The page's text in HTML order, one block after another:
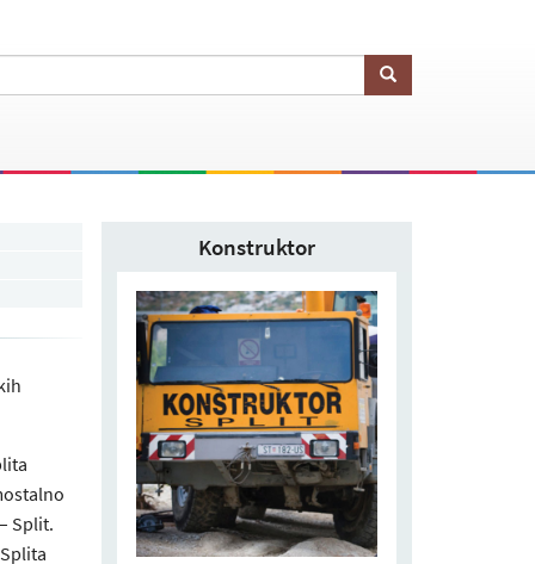
Split.
Konstruktor